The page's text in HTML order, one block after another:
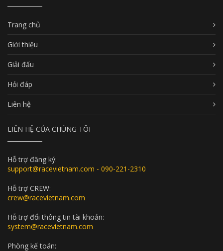
Trang chủ
Giới thiệu
Giải đấu
Hỏi đáp
Liên hệ
LIÊN HỆ CỦA CHÚNG TÔI
Hỗ trợ đăng ký:
support@racevietnam.com - 090-221-2310
Hỗ trợ CREW:
crew@racevietnam.com
Hỗ trợ đổi thông tin tài khoản:
system@racevietnam.com
Phòng kế toán: